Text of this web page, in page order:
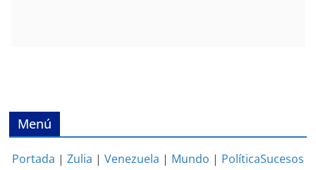
Menú
Portada | Zulia | Venezuela | Mundo | PolíticaSucesos